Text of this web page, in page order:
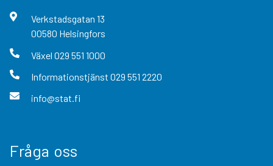
Verkstadsgatan 13
00580 Helsingfors
Växel 029 551 1000
Informationstjänst 029 551 2220
info@stat.fi
Fråga oss